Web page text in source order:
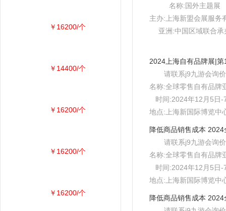
名称:国外主题展
主办:上海新盟会展服务
亚洲:中国区域联合承
请联系j9九游会询价
名称:全球零售自有品牌
时间:2024年12月5日-
地点:上海新国际博览中
请联系j9九游会询价
名称:全球零售自有品牌
时间:2024年12月5日-
地点:上海新国际博览中
￥16200/个
￥14400/个
￥16200/个
￥16200/个
￥16200/个